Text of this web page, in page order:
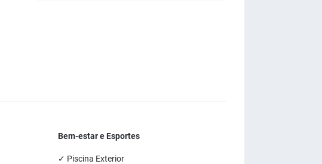
Bem-estar e Esportes
✓ Piscina Exterior